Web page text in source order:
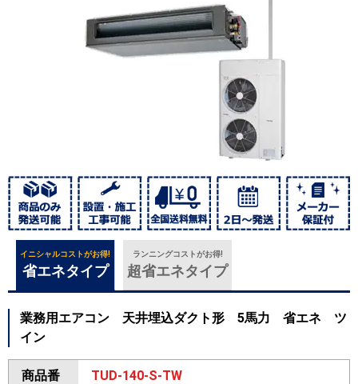
イニシャルコストがお得!
省エネタイプ
ランニングコストがお得!
超省エネタイプ
業務用エアコン 天井埋込ダクト形 5馬力 省エネ ツ
イン
商品番
TUD-140-S-TW